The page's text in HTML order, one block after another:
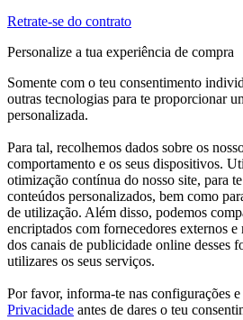
Retrate-se do contrato
Personalize a tua experiência de compra
Somente com o teu consentimento
outras tecnologias para te proporcionar
personalizada.
Para tal, recolhemos dados sobre os
comportamento e os seus dispositivos.
otimização contínua do nosso site, para
conteúdos personalizados, bem como
de utilização. Além disso, podemos
encriptados com fornecedores externos e
dos canais de publicidade online desses
utilizares os seus serviços.
Por favor, informa-te nas configurações e
Privacidade antes de dares o teu